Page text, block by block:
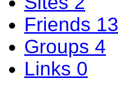
Friends 13
Groups 4
Links 0